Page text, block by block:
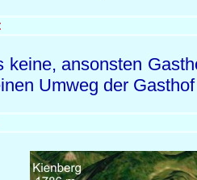
keine, ansonsten
Umweg der